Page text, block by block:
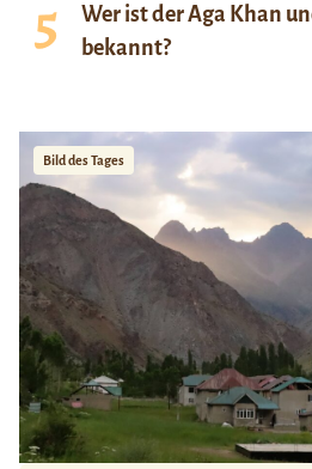
Wer ist der Aga Khan
bekannt?
Bild des Tages